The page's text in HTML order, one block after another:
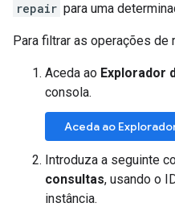
repair para uma
Para filtrar as operações de
Aceda ao Explorador
consola.
Aceda ao
Introduza a seguinte
consultas, usando o
instância.